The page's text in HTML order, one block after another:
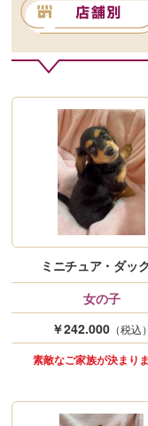
ミニチュア・ダッ
女の子
￥242.000（税込）
素敵なご家族が決まり